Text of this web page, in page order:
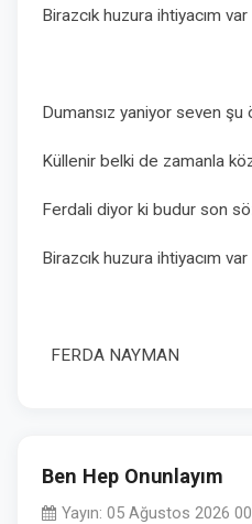
Birazcık huzura ihtiyacım var
Dumansız yaniyor seven şu
Küllenir belki de zamanla
Ferdali diyor ki budur son
Birazcık huzura ihtiyacım var
FERDA NAYMAN
Ben Hep Onunlayım
Yayın: 05 Ağustos 2026